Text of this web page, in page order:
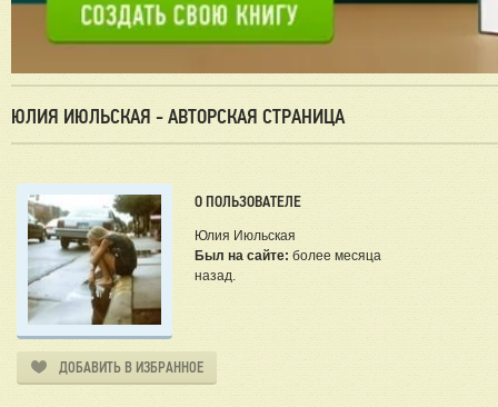
ЮЛИЯ ИЮЛЬСКАЯ - АВТОРСКАЯ СТРАНИЦА
О ПОЛЬЗОВАТЕЛЕ
Юлия Июльская
Был на сайте: более месяца
назад.
ДОБАВИТЬ В ИЗБРАННОЕ